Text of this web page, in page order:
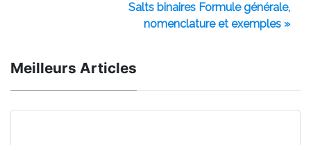
Salts binaires Formule générale,
nomenclature et exemples »
Meilleurs Articles